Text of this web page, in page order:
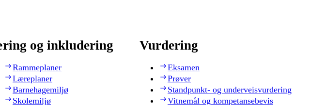
og inkludering
Rammeplaner
Læreplaner
Barnehagemiljø
Skolemiljø
Vurdering
Eksamen
Prøver
Standpunkt- og underveisvurdering
Vitnemål og kompetansebevis